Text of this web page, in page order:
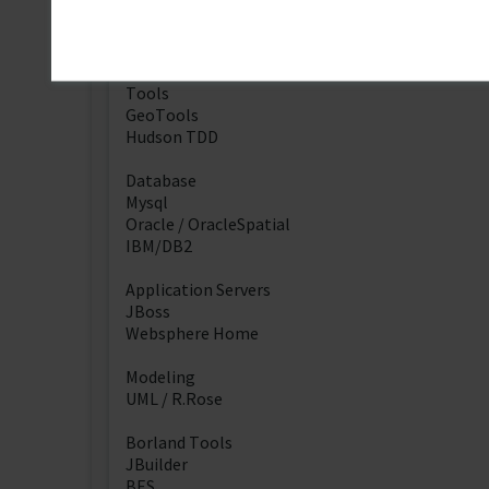
Tools
GeoTools
Hudson TDD
Database
Mysql
Oracle / OracleSpatial
IBM/DB2
Application Servers
JBoss
Websphere Home
Modeling
UML / R.Rose
Borland Tools
JBuilder